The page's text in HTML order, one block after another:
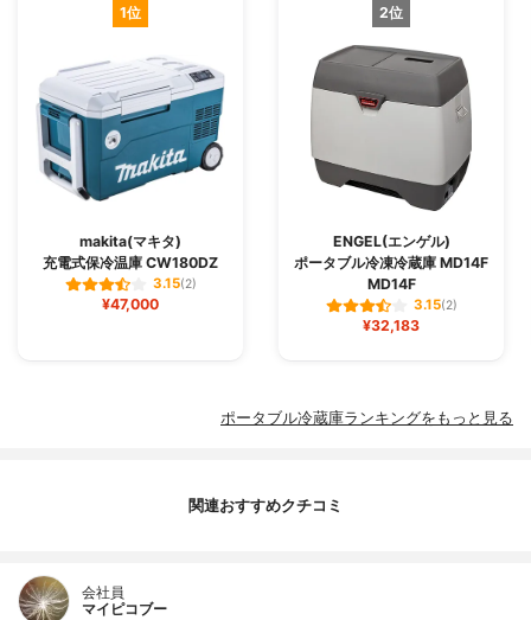
1位
makita(マキタ)
充電式保冷温庫 CW180DZ
3.15(2)
¥47,000
2位
ENGEL(エンゲル)
ポータブル冷凍冷蔵庫 MD14F
MD14F
3.15(2)
¥32,183
ポータブル冷蔵庫ランキングをもっと見る
関連おすすめクチコミ
会社員
マイピコブー